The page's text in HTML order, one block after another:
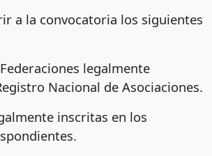
a la convocatoria los siguientes
legalmente
Nacional de Asociaciones.
inscritas en los